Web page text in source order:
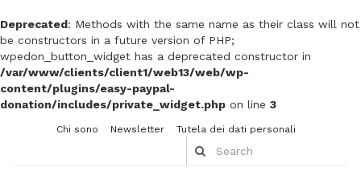
Deprecated: Methods with the same name as their class will not
be constructors in a future version of PHP;
wpedon_button_widget has a deprecated constructor in
/var/www/clients/client1/web13/web/wp-
content/plugins/easy-paypal-
donation/includes/private_widget.php on line 3
Chi sono Newsletter Tutela dei dati personali